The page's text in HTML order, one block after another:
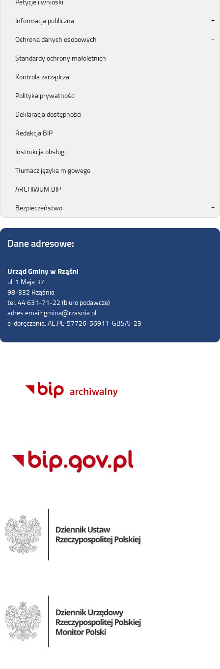
Informacja publiczna
Ochrona danych osobowych
Standardy ochrony małoletnich
Kontrola zarządcza
Polityka prywatności
Deklaracja dostępności
Redakcja BIP
Instrukcja obsługi
Tłumacz języka migowego
ARCHIWUM BIP
Bezpieczeństwo
Dane adresowe:
Urząd Gminy w Rząśni
ul. 1 Maja 37
98-332 Rząśnia
tel. 44 631-71-22 (biuro podawcze)
adres email: gmina@rzasnia.pl
e-doręczenia: AE:PL-57726-56911-GBSAJ-23